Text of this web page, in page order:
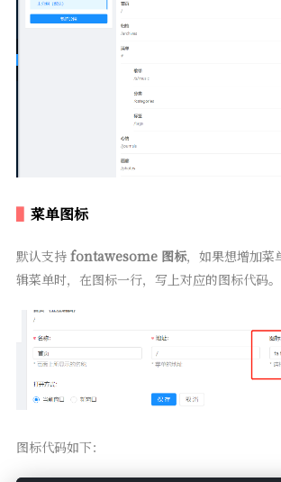
菜单图标
默认支持 fontawesome 图标，如果想增加菜
辑菜单时，在图标一行，写上对应的图标代码
图标代码如下：